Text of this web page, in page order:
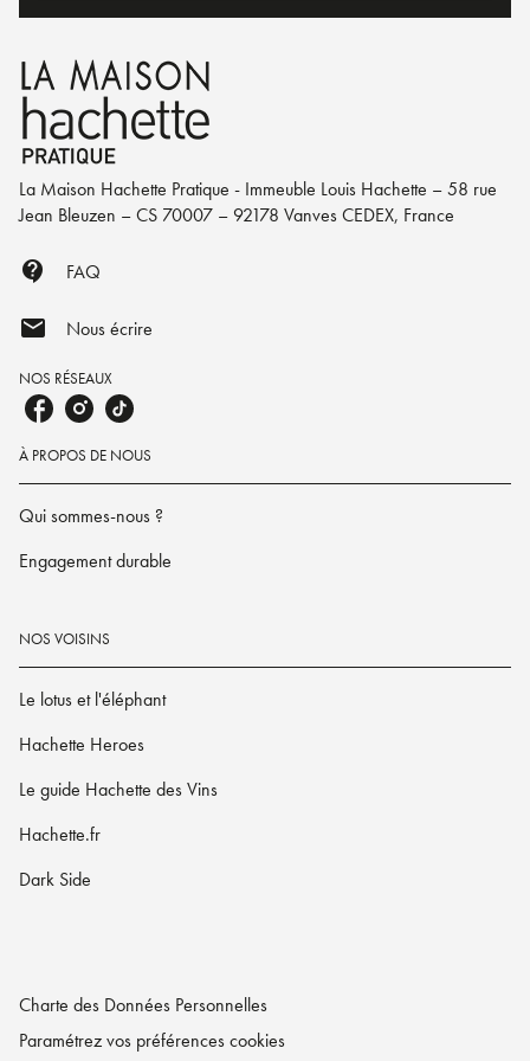
La Maison Hachette Pratique - Immeuble Louis Hachette – 58 rue
Jean Bleuzen – CS 70007 – 92178 Vanves CEDEX, France
contact_support FAQ
mail Nous écrire
NOS RÉSEAUX
À PROPOS DE NOUS
Qui sommes-nous ?
Engagement durable
NOS VOISINS
Le lotus et l'éléphant
Hachette Heroes
Le guide Hachette des Vins
Hachette.fr
Dark Side
Charte des Données Personnelles
Paramétrez vos préférences cookies